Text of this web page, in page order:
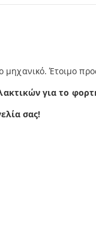
μηχανικό. Έτοιμο
για το
σας!